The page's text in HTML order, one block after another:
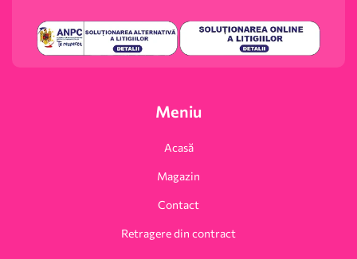
Meniu
Acasă
Magazin
Contact
Retragere din contract